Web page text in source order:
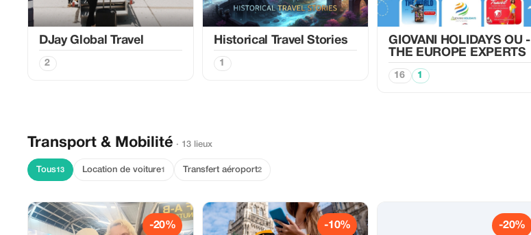
DJay Global Travel
2
Historical Travel Stories
1
GIOVANI HOLIDAYS OU -
THE EUROPE EXPERTS
16 1
Transport & Mobilité · 13 lieux
Tous13 Location de voiture1 Transfert aéroport2
-20% -10% -20%